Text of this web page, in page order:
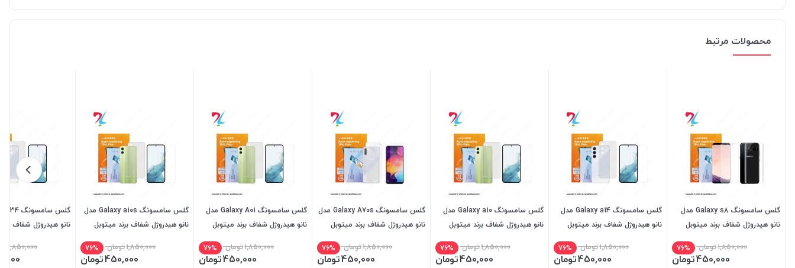
محصولات مرتبط
گلس سامسونگ Galaxy s8 مدل
نانو هیدروژل شفاف برند میتوبل
1,850,000تومان 76%
450,000تومان
گلس سامسونگ Galaxy a14 مدل
نانو هیدروژل شفاف برند میتوبل
1,850,000تومان 76%
450,000تومان
گلس سامسونگ Galaxy a10 مدل
نانو هیدروژل شفاف برند میتوبل
1,850,000تومان 76%
450,000تومان
گلس سامسونگ Galaxy A70s مدل
نانو هیدروژل شفاف برند میتوبل
1,850,000تومان 76%
450,000تومان
گلس سامسونگ Galaxy A01 مدل
نانو هیدروژل شفاف برند میتوبل
1,850,000تومان 76%
450,000تومان
گلس سامسونگ Galaxy a10s مدل
نانو هیدروژل شفاف برند میتوبل
1,850,000تومان 76%
450,000تومان
نانو هیدروژل شفاف
1,850,000